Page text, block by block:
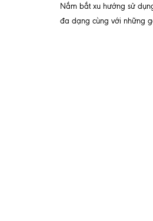
Nắm bắt xu hướng sử
đa dạng cùng với những